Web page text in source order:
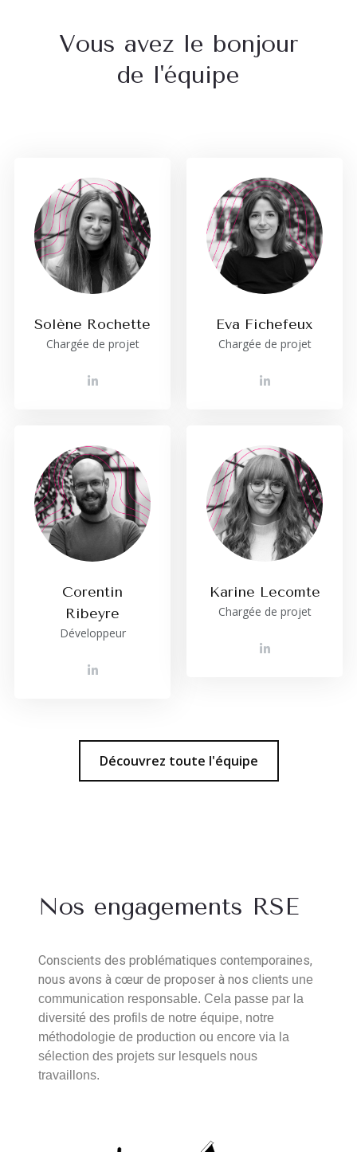
Vous avez le bonjour
de l'équipe
Solène Rochette
Chargée de projet
Eva Fichefeux
Chargée de projet
Corentin
Ribeyre
Développeur
Karine Lecomte
Chargée de projet
Découvrez toute l'équipe
Nos engagements RSE
Conscients des problématiques contemporaines,
nous avons à cœur de proposer à nos clients une
communication responsable. Cela passe par la
diversité des profils de notre équipe, notre
méthodologie de production ou encore via la
sélection des projets sur lesquels nous
travaillons.